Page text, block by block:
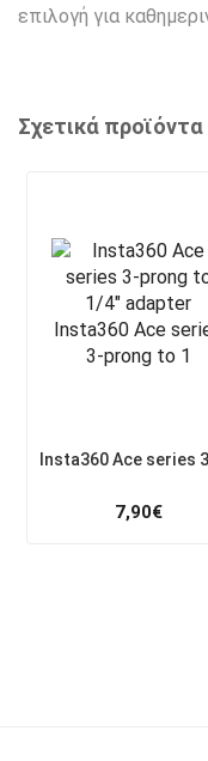
επιλογή για
Σχετικά προϊόντα
7,90€